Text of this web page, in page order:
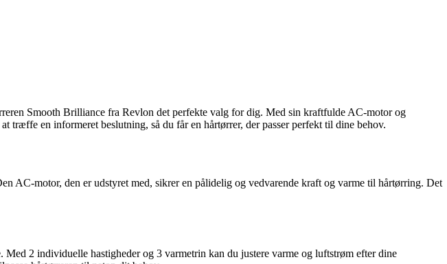
Smooth Brilliance fra Revlon det perfekte valg for dig. Med sin kraftfulde AC-motor og
en informeret beslutning, så du får en hårtørrer, der passer perfekt til dine behov.
AC-motor, den er udstyret med, sikrer en pålidelig og vedvarende kraft og varme til hårtørring. Det
2 individuelle hastigheder og 3 varmetrin kan du justere varme og luftstrøm efter dine